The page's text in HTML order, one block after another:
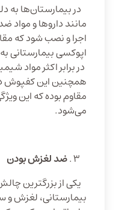
در بیمارستان‌ها به
مانند داروها و مواد
اجرا و نصب شود که
اپوکسی بیمارستانی
در برابر اکثر مواد
همچنین این کفپوش
مقاوم بوده که این
می‌شود.
ضد لغزش بودن
یکی از بزرگترین
بیمارستانی، لغزش و